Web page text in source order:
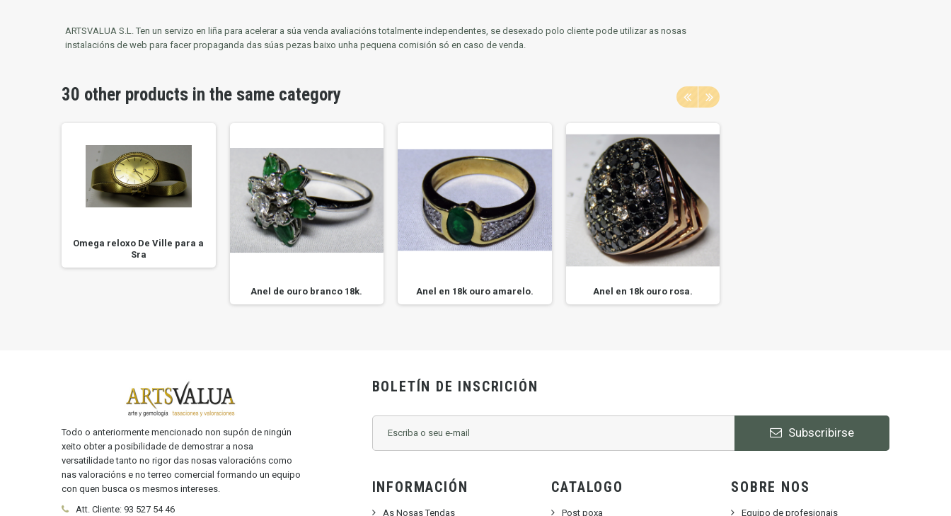
ARTSVALUA S.L. Ten un servizo en liña para acelerar a súa venda avaliacións totalmente independentes, se desexado polo cliente pode utilizar as nosas
instalacións de web para facer propaganda das súas pezas baixo unha pequena comisión só en caso de venda.
30 other products in the same category
Omega reloxo De Ville para a
Sra
Anel de ouro branco 18k. Anel en 18k ouro amarelo. Anel en 18k ouro rosa.
Todo o anteriormente mencionado non supón de ningún
xeito obter a posibilidade de demostrar a nosa
versatilidade tanto no rigor das nosas valoracións como
nas valoracións e no terreo comercial formando un equipo
con quen busca os mesmos intereses.
Att. Cliente: 93 527 54 46
BOLETÍN DE INSCRICIÓN
Subscribirse
INFORMACIÓN
As Nosas Tendas
CATALOGO
Post poxa
SOBRE NOS
Equipo de profesionais